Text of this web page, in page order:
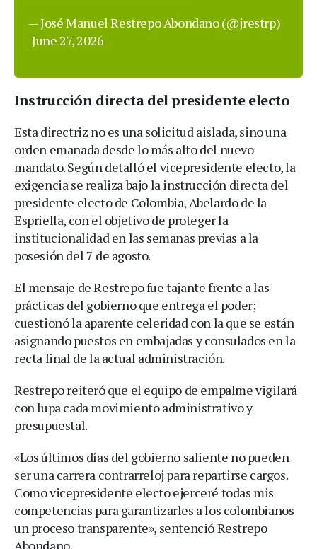
— José Manuel Restrepo Abondano (@jrestrp)
June 27, 2026
Instrucción directa del presidente electo
Esta directriz no es una solicitud aislada, sino una
orden emanada desde lo más alto del nuevo
mandato. Según detalló el vicepresidente electo, la
exigencia se realiza bajo la instrucción directa del
presidente electo de Colombia, Abelardo de la
Espriella, con el objetivo de proteger la
institucionalidad en las semanas previas a la
posesión del 7 de agosto.
El mensaje de Restrepo fue tajante frente a las
prácticas del gobierno que entrega el poder;
cuestionó la aparente celeridad con la que se están
asignando puestos en embajadas y consulados en la
recta final de la actual administración.
Restrepo reiteró que el equipo de empalme vigilará
con lupa cada movimiento administrativo y
presupuestal.
«Los últimos días del gobierno saliente no pueden
ser una carrera contrarreloj para repartirse cargos.
Como vicepresidente electo ejerceré todas mis
competencias para garantizarles a los colombianos
un proceso transparente», sentenció Restrepo
Abondano.